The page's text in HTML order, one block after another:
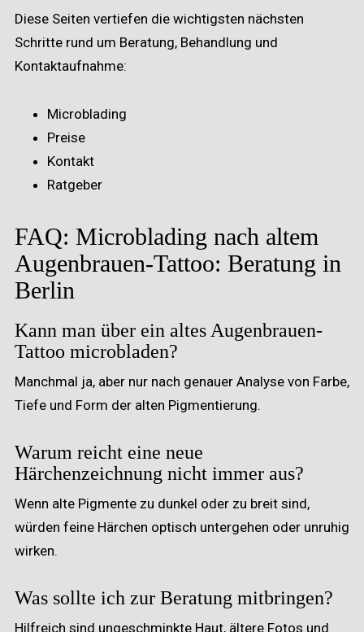
Diese Seiten vertiefen die wichtigsten nächsten
Schritte rund um Beratung, Behandlung und
Kontaktaufnahme:
Microblading
Preise
Kontakt
Ratgeber
FAQ: Microblading nach altem
Augenbrauen-Tattoo: Beratung in
Berlin
Kann man über ein altes Augenbrauen-
Tattoo microbladen?
Manchmal ja, aber nur nach genauer Analyse von Farbe,
Tiefe und Form der alten Pigmentierung.
Warum reicht eine neue
Härchenzeichnung nicht immer aus?
Wenn alte Pigmente zu dunkel oder zu breit sind,
würden feine Härchen optisch untergehen oder unruhig
wirken.
Was sollte ich zur Beratung mitbringen?
Hilfreich sind ungeschminkte Haut, ältere Fotos und